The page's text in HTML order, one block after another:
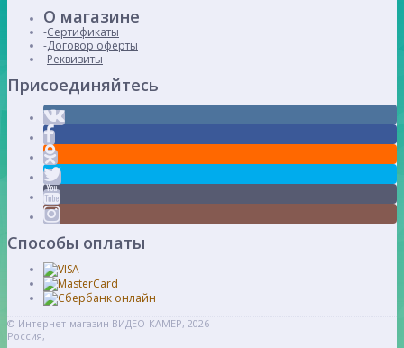
О магазине
Сертификаты
Договор оферты
Реквизиты
Присоединяйтесь
Способы оплаты
© Интернет-магазин ВИДЕО-КАМЕР, 2026
Россия,